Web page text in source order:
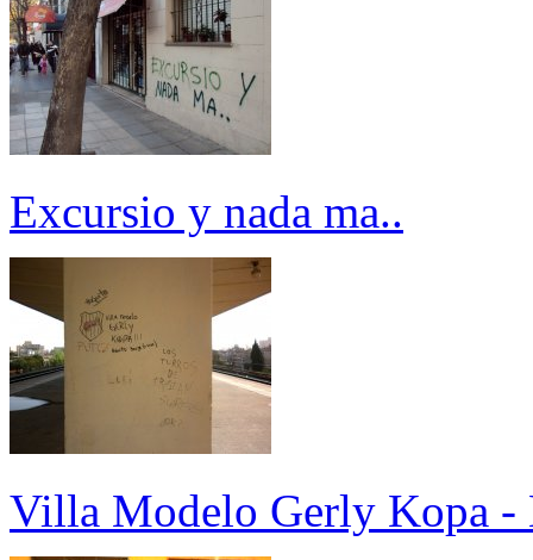
Excursio y nada ma..
Villa Modelo Gerly Kopa -